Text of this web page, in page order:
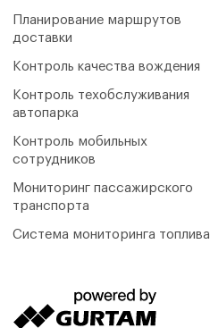
Планирование маршрутов
доставки
Контроль качества вождения
Контроль техобслуживания
автопарка
Контроль мобильных
сотрудников
Мониторинг пассажирского
транспорта
Система мониторинга топлива